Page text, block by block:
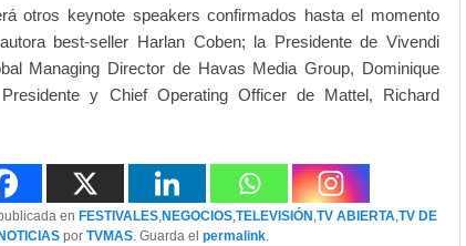
otros keynote speakers confirmados hasta el momento
best-seller Harlan Coben; la Presidente de Vivendi
Managing Director de Havas Media Group, Dominique
y Chief Operating Officer de Mattel, Richard
en FESTIVALES,NEGOCIOS,TELEVISIÓN ,TV ABIERTA,TV DE
por TVMAS. Guarda el permalink.